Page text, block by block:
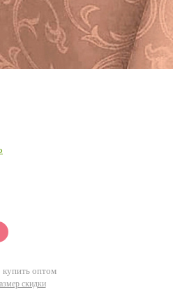
оптом
скидки